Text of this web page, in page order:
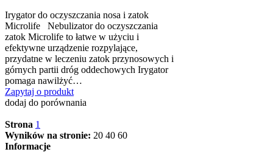
Irygator do oczyszczania nosa i zatok
Microlife Nebulizator do oczyszczania
zatok Microlife to łatwe w użyciu i
efektywne urządzenie rozpylające,
przydatne w leczeniu zatok przynosowych i
górnych partii dróg oddechowych Irygator
pomaga nawilżyć…
Zapytaj o produkt
dodaj do porównania
Strona 1
Wyników na stronie: 20 40 60
Informacje